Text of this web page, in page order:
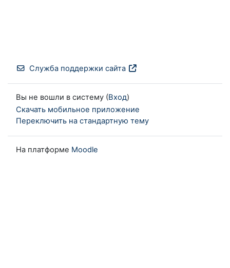
Служба поддержки сайта
Вы не вошли в систему (Вход)
Скачать мобильное приложение
Переключить на стандартную тему
На платформе Moodle